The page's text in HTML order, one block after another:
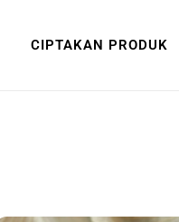
CIPTAKAN PRODUK